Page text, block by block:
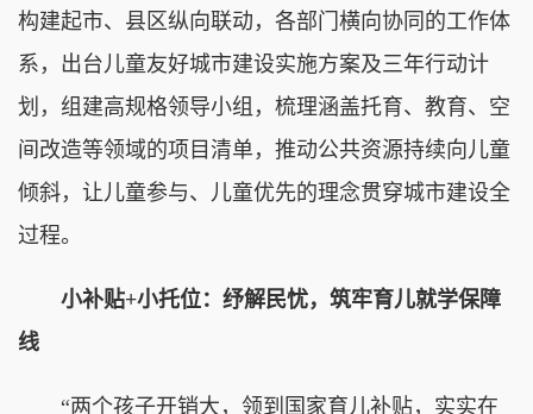
构建起市、县区纵向联动，各部门横向协同的工作体
系，出台儿童友好城市建设实施方案及三年行动计
划，组建高规格领导小组，梳理涵盖托育、教育、空
间改造等领域的项目清单，推动公共资源持续向儿童
倾斜，让儿童参与、儿童优先的理念贯穿城市建设全
过程。
小补贴+小托位：纾解民忧，筑牢育儿就学保障
线
“两个孩子开销大，领到国家育儿补贴，实实在